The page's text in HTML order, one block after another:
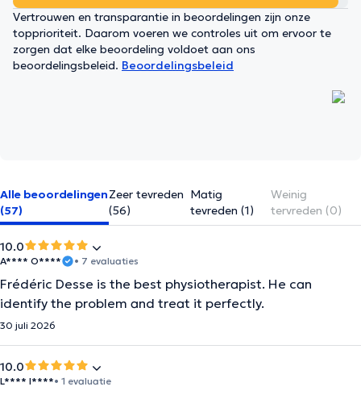
Vertrouwen en transparantie in beoordelingen zijn onze
topprioriteit. Daarom voeren we controles uit om ervoor te
zorgen dat elke beoordeling voldoet aan ons
beoordelingsbeleid. Beoordelingsbeleid
Alle beoordelingen
(57)
Zeer tevreden
(56)
Matig
tevreden (1)
Weinig
tervreden (0)
10.0
A**** O**** • 7 evaluaties
Frédéric Desse is the best physiotherapist. He can
identify the problem and treat it perfectly.
30 juli 2026
10.0
L**** I****• 1 evaluatie